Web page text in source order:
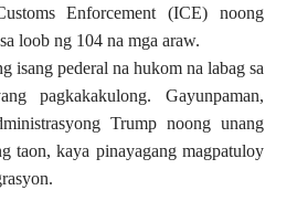
Enforcement (ICE) noong
loob ng 104 na mga araw.
isang pederal na hukom na labag sa
pagkakakulong. Gayunpaman,
Trump noong unang
taon, kaya pinayagang magpatuloy